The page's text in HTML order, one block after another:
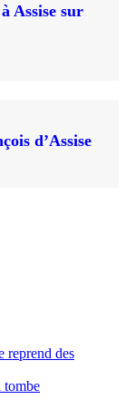
Assise sur
d’Assise
reprend des
tombe